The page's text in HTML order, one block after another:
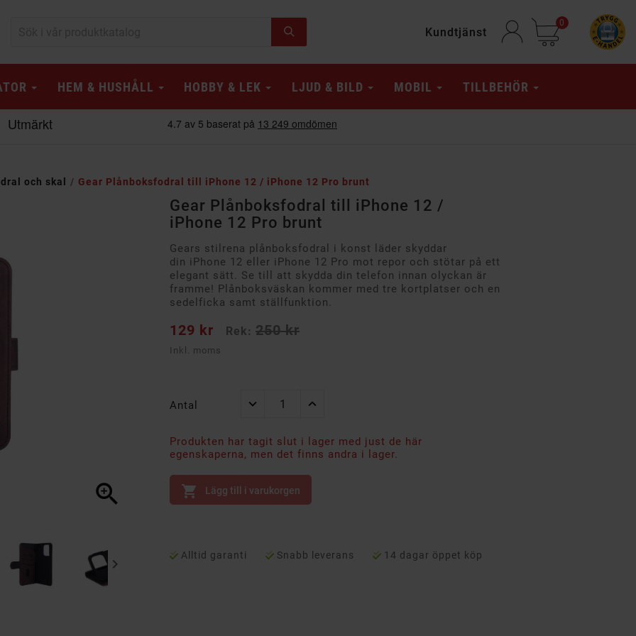
Kundtjänst
0
HEM & HUSHÅLL HOBBY & LEK LJUD & BILD MOBIL TILLBEHÖR
och skal Gear Plånboksfodral till iPhone 12 / iPhone 12 Pro brunt


Gear Plånboksfodral till iPhone 12 /
iPhone 12 Pro brunt
Gears stilrena plånboksfodral i konst läder skyddar
din iPhone 12 eller iPhone 12 Pro mot repor och stötar på ett
elegant sätt. Se till att skydda din telefon innan olyckan är
framme! Plånboksväskan kommer med tre kortplatser och en
sedelficka samt ställfunktion.
129 kr Rek: 250 kr
Inkl. moms
Antal
Produkten har tagit slut i lager med just de här
egenskaperna, men det finns andra i lager.
 Lägg till i varukorgen
Alltid garanti Snabb leverans 14 dagar öppet köp